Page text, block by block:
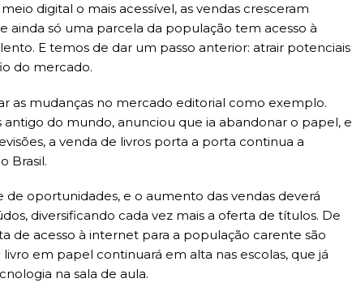
digital o mais acessível, as vendas cresceram
ainda só uma parcela da população tem acesso à
E temos de dar um passo anterior: atrair potenciais
do mercado.
as mudanças no mercado editorial como exemplo.
do mundo, anunciou que ia abandonar o papel, e
a venda de livros porta a porta continua a
Brasil.
oportunidades, e o aumento das vendas deverá
diversificando cada vez mais a oferta de títulos. De
de acesso à internet para a população carente são
em papel continuará em alta nas escolas, que já
na sala de aula.